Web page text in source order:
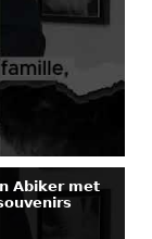
𝗔𝗯𝗶𝗸𝗲𝗿 𝗺𝗲𝘁